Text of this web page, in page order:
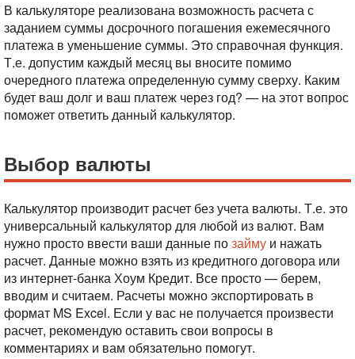
В калькуляторе реализована возможность расчета с
заданием суммы досрочного погашения ежемесячного
платежа в уменьшение суммы. Это справочная функция.
Т.е. допустим каждый месяц вы вносите помимо
очередного платежа определенную сумму сверху. Каким
будет ваш долг и ваш платеж через год? — на этот вопрос
поможет ответить данный калькулятор.
Выбор валюты
Калькулятор производит расчет без учета валюты. Т.е. это
универсальный калькулятор для любой из валют. Вам
нужно просто ввести ваши данные позайму и нажать
расчет. Данные можно взять из кредитного договора или
из интернет-банка Хоум Кредит. Все просто — берем,
вводим и считаем. Расчеты можно экспортировать в
формат MS Excel. Если у вас не получается произвести
расчет, рекомендую оставить свои вопросы в
комментариях и вам обязательно помогут.